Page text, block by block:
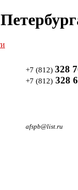
+7 (812) 328
+7 (812) 328
afspb@list.ru